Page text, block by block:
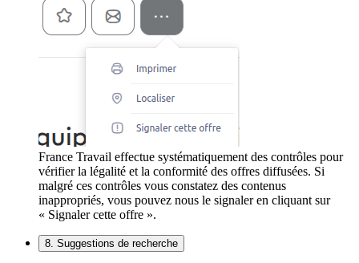
France Travail effectue systématiquement des contrôles pour
vérifier la légalité et la conformité des offres diffusées. Si
malgré ces contrôles vous constatez des contenus
inappropriés, vous pouvez nous le signaler en cliquant sur
« Signaler cette offre ».
8. Suggestions de recherche